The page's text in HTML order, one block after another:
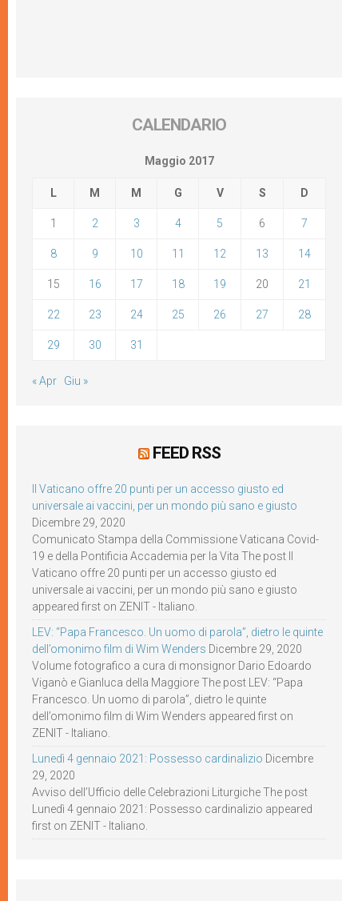
CALENDARIO
Maggio 2017
L M M G V S D
1 2 3 4 5 6 7
8 9 10 11 12 13 14
15 16 17 18 19 20 21
22 23 24 25 26 27 28
29 30 31
« Apr Giu »
FEED RSS
Il Vaticano offre 20 punti per un accesso giusto ed
universale ai vaccini, per un mondo più sano e giusto
Dicembre 29, 2020
Comunicato Stampa della Commissione Vaticana Covid-
19 e della Pontificia Accademia per la Vita The post Il
Vaticano offre 20 punti per un accesso giusto ed
universale ai vaccini, per un mondo più sano e giusto
appeared first on ZENIT - Italiano.
LEV: “Papa Francesco. Un uomo di parola”, dietro le quinte
dell’omonimo film di Wim Wenders Dicembre 29, 2020
Volume fotografico a cura di monsignor Dario Edoardo
Viganò e Gianluca della Maggiore The post LEV: “Papa
Francesco. Un uomo di parola”, dietro le quinte
dell’omonimo film di Wim Wenders appeared first on
ZENIT - Italiano.
Lunedì 4 gennaio 2021: Possesso cardinalizio Dicembre
29, 2020
Avviso dell’Ufficio delle Celebrazioni Liturgiche The post
Lunedì 4 gennaio 2021: Possesso cardinalizio appeared
first on ZENIT - Italiano.